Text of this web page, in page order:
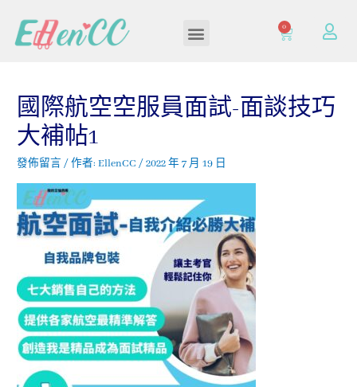
0
國際航空空服員面試-面談技巧
大補帖1
發佈留言 / 作者:EllenCC/2022 年 7 月 19 日